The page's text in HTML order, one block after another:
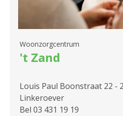
Woonzorgcentrum
't Zand
Louis Paul Boonstraat 22 -
Linkeroever
Bel 03 431 19 19